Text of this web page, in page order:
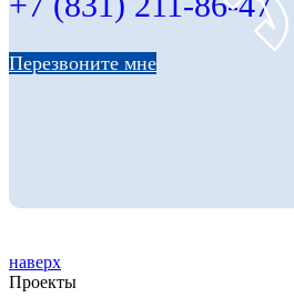
Перезвоните мне
наверх
Проекты